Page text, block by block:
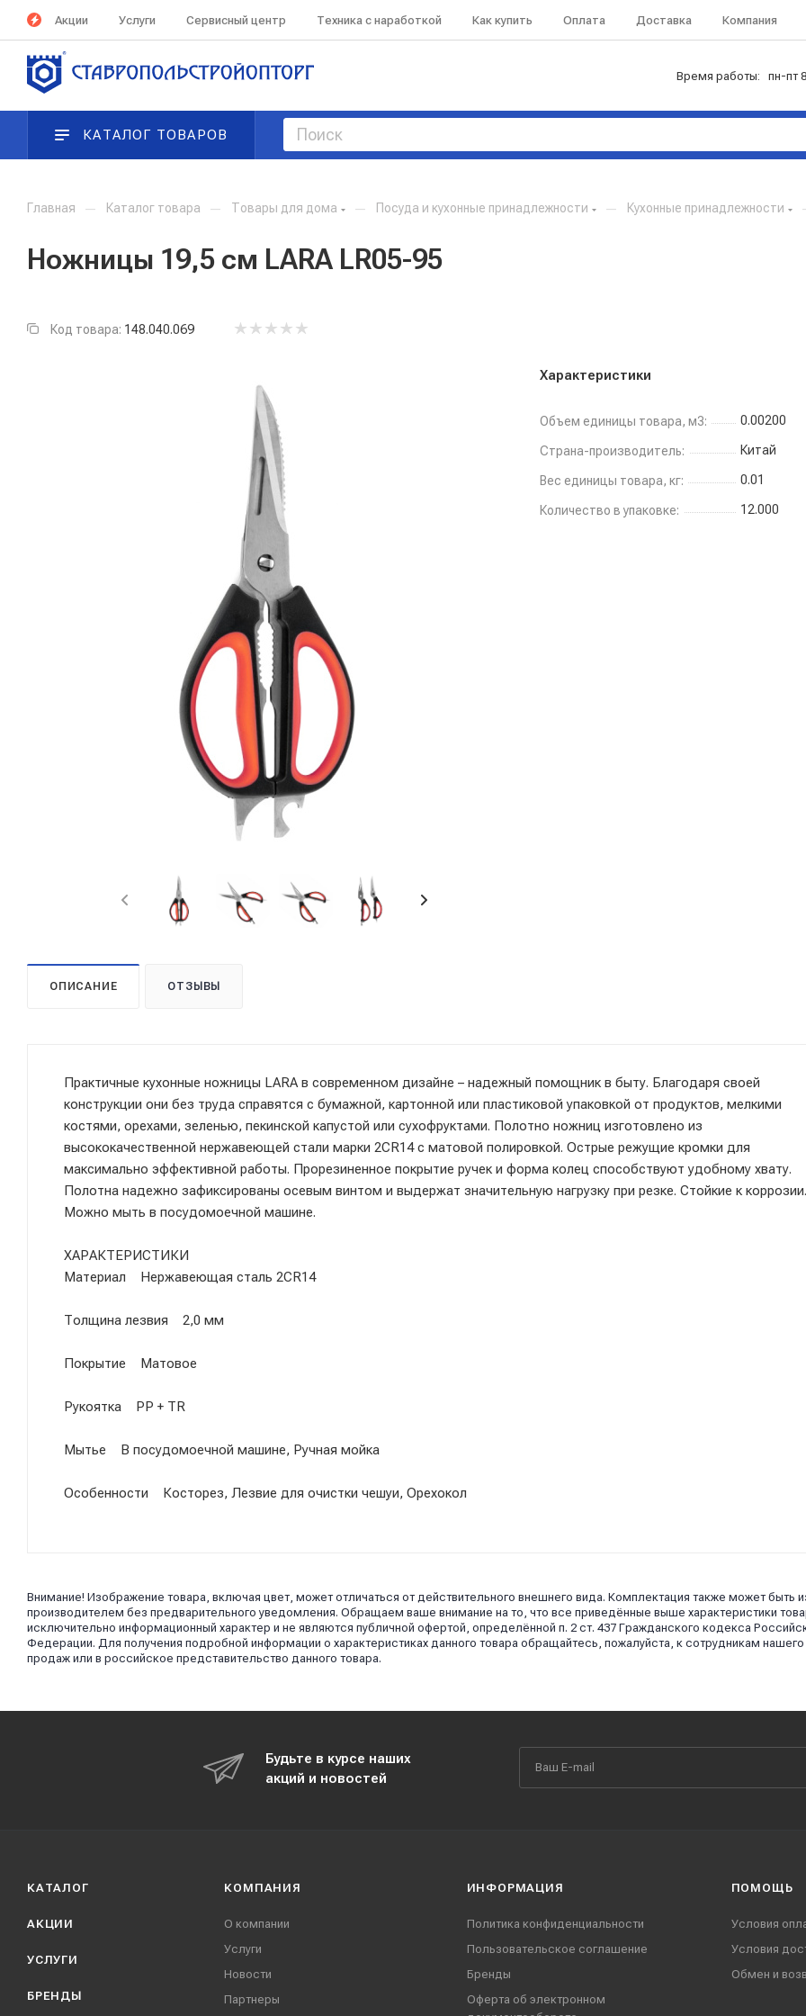
Акции Услуги Сервисный центр Техника с наработкой Как купить Оплата Доставка Компания
Время работы: пн-пт
КАТАЛОГ ТОВАРОВ
Главная — Каталог товара — Товары для дома — Посуда и кухонные принадлежности — Кухонные принадлежности
Ножницы 19,5 см LARA LR05-95
Код товара: 148.040.069
Характеристики
Объем единицы товара, м3: 0.00200
Страна-производитель: Китай
Вес единицы товара, кг: 0.01
Количество в упаковке: 12.000
ОПИСАНИЕ ОТЗЫВЫ
Практичные кухонные ножницы LARA в современном дизайне – надежный помощник в быту. Благодаря своей
конструкции они без труда справятся с бумажной, картонной или пластиковой упаковкой от продуктов, мелкими
костями, орехами, зеленью, пекинской капустой или сухофруктами. Полотно ножниц изготовлено из
высококачественной нержавеющей стали марки 2CR14 с матовой полировкой. Острые режущие кромки для
максимально эффективной работы. Прорезиненное покрытие ручек и форма колец способствуют удобному хвату.
Полотна надежно зафиксированы осевым винтом и выдержат значительную нагрузку при резке. Стойкие к коррозии.
Можно мыть в посудомоечной машине.
ХАРАКТЕРИСТИКИ
Материал Нержавеющая сталь 2CR14
Толщина лезвия 2,0 мм
Покрытие Матовое
Рукоятка PP + TR
Мытье В посудомоечной машине, Ручная мойка
Особенности Косторез, Лезвие для очистки чешуи, Орехокол
Внимание! Изображение товара, включая цвет, может отличаться от действительного внешнего вида. Комплектация также может быть
производителем без предварительного уведомления. Обращаем ваше внимание на то, что все приведённые выше характеристики
исключительно информационный характер и не являются публичной офертой, определённой п. 2 ст. 437 Гражданского кодекса
Федерации. Для получения подробной информации о характеристиках данного товара обращайтесь, пожалуйста, к сотрудникам
продаж или в российское представительство данного товара.
Будьте в курсе наших
акций и новостей
КАТАЛОГ
АКЦИИ
УСЛУГИ
БРЕНДЫ
КОМПАНИЯ
О компании
Услуги
Новости
Партнеры
ИНФОРМАЦИЯ
Политика конфиденциальности
Пользовательское соглашение
Бренды
Оферта об электронном
ПОМОЩЬ
Условия
Условия
Обмен и